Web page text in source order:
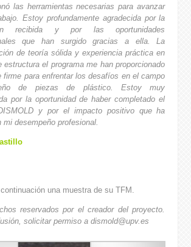
las herramientas necesarias para avanzar
Estoy profundamente agradecida por la
recibida y por las oportunidades
que han surgido gracias a ella. La
de teoría sólida y experiencia práctica en
estructura el programa me han proporcionado
firme para enfrentar los desafíos en el campo
de piezas de plástico. Estoy muy
por la oportunidad de haber completado el
y por el impacto positivo que ha
mi desempeño profesional.
una muestra de su TFM.
reservados por el creador del proyecto.
solicitar permiso a dismold@upv.es